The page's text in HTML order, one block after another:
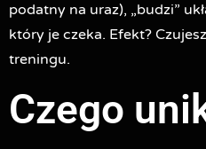
podatny na uraz), „budzi”
który je czeka. Efekt?
treningu.
Czego